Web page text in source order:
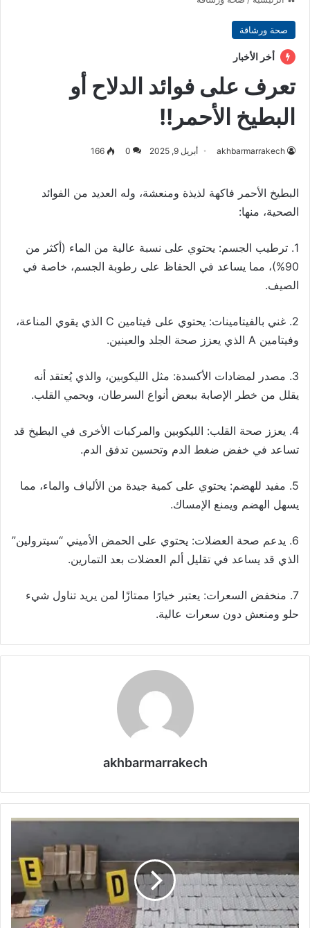
صحة ورشاقة
أخر الأخبار
تعرف على فوائد الدلاح أو
البطيخ الأحمر!!
akhbarmarrakech أبريل 9, 2025 0
166
البطيخ الأحمر فاكهة لذيذة ومنعشة، وله العديد من الفوائد
الصحية، منها:
1. ترطيب الجسم: يحتوي على نسبة عالية من الماء (أكثر من
90%)، مما يساعد في الحفاظ على رطوبة الجسم، خاصة في
الصيف.
2. غني بالفيتامينات: يحتوي على فيتامين C الذي يقوي المناعة،
وفيتامين A الذي يعزز صحة الجلد والعينين.
3. مصدر لمضادات الأكسدة: مثل الليكوبين، والذي يُعتقد أنه
يقلل من خطر الإصابة ببعض أنواع السرطان، ويحمي القلب.
4. يعزز صحة القلب: الليكوبين والمركبات الأخرى في البطيخ قد
تساعد في خفض ضغط الدم وتحسين تدفق الدم.
5. مفيد للهضم: يحتوي على كمية جيدة من الألياف والماء، مما
يسهل الهضم ويمنع الإمساك.
6. يدعم صحة العضلات: يحتوي على الحمض الأميني “سيترولين”
الذي قد يساعد في تقليل ألم العضلات بعد التمارين.
7. منخفض السعرات: يعتبر خيارًا ممتازًا لمن يريد تناول شيء
حلو ومنعش دون سعرات عالية.
akhbarmarrakech
أ
ا
ي
ر
: